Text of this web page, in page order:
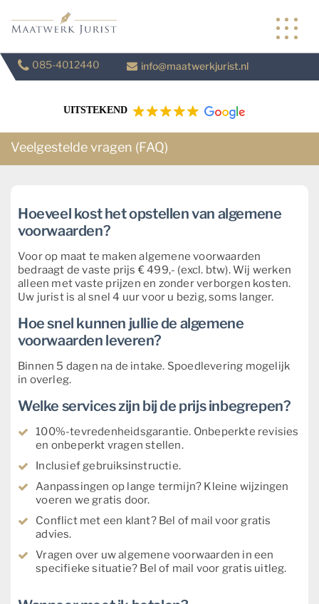
085-4012440 info@maatwerkjurist.nl
UITSTEKEND
Veelgestelde vragen (FAQ)
Hoeveel kost het opstellen van algemene
voorwaarden?
Voor op maat te maken algemene voorwaarden
bedraagt de vaste prijs € 499,- (excl. btw). Wij werken
alleen met vaste prijzen en zonder verborgen kosten.
Uw jurist is al snel 4 uur voor u bezig, soms langer.
Hoe snel kunnen jullie de algemene
voorwaarden leveren?
Binnen 5 dagen na de intake. Spoedlevering mogelijk
in overleg.
Welke services zijn bij de prijs inbegrepen?
100%-tevredenheidsgarantie. Onbeperkte revisies
en onbeperkt vragen stellen.
Inclusief gebruiksinstructie.
Aanpassingen op lange termijn? Kleine wijzingen
voeren we gratis door.
Conflict met een klant? Bel of mail voor gratis
advies.
Vragen over uw algemene voorwaarden in een
specifieke situatie? Bel of mail voor gratis uitleg.